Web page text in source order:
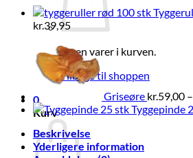
Ingen varer i kurven.
Tilbage til shoppen
0
Kurv
kr.39,95
Griseøre kr.59,00 –
Tyggepinde
Beskrivelse
Yderligere information